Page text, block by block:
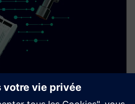
valve